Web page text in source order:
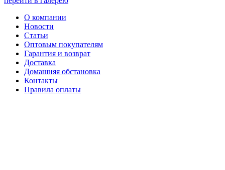
О компании
Новости
Статьи
Оптовым покупателям
Гарантия и возврат
Доставка
Домашняя обстановка
Контакты
Правила оплаты